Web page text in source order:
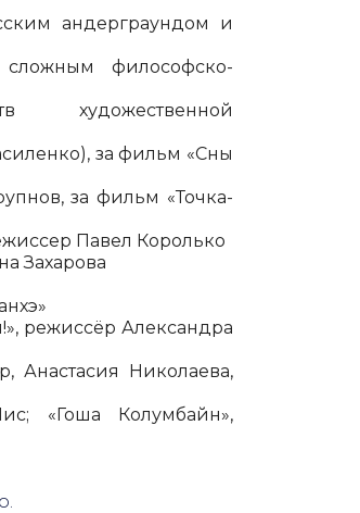
андерграундом и
философско-
за фильм «Сны
за фильм «Точка-
Павел Королько
Захарова
режиссёр Александра
Анастасия Николаева,
«Гоша Колумбайн»,